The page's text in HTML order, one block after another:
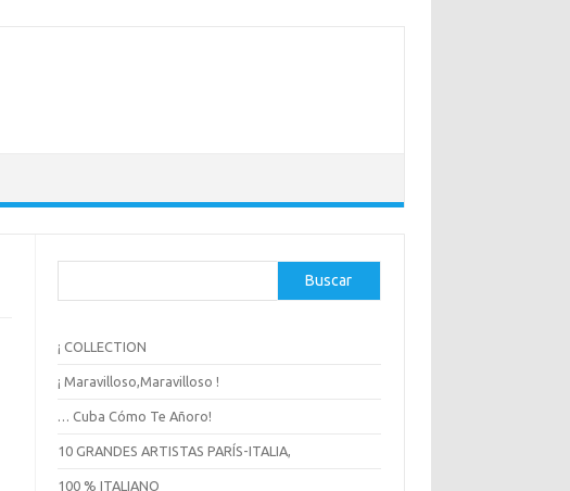
a
Buscar
¡ COLLECTION
¡ Maravilloso,Maravilloso !
… Cuba Cómo Te Añoro!
10 GRANDES ARTISTAS PARÍS-ITALIA,
100 % ITALIANO